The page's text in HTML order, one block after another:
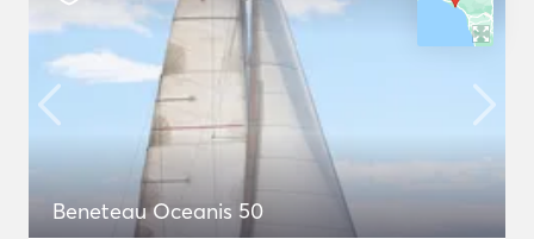
Beneteau Oceanis 50